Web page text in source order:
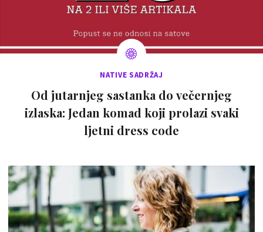
NATIVE SADRŽAJ
Od jutarnjeg sastanka do večernjeg
izlaska: Jedan komad koji prolazi svaki
ljetni dress code